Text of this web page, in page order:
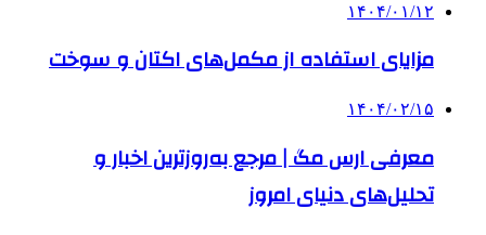
۱۴۰۴/۰۱/۱۲
مزایای استفاده از مکمل‌های اکتان و سوخت
۱۴۰۴/۰۲/۱۵
معرفی ارس مگ | مرجع به‌روزترین اخبار و
تحلیل‌های دنیای امروز